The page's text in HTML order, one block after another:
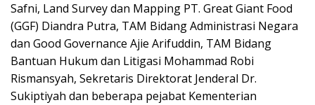
Safni, Land Survey dan Mapping PT. Great Giant Food
(GGF) Diandra Putra, TAM Bidang Administrasi Negara
dan Good Governance Ajie Arifuddin, TAM Bidang
Bantuan Hukum dan Litigasi Mohammad Robi
Rismansyah, Sekretaris Direktorat Jenderal Dr.
Sukiptiyah dan beberapa pejabat Kementerian